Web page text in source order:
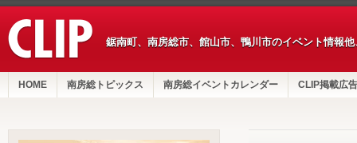
鋸南町、南房総市、館山市、鴨川市のイベント情報
HOME 南房総トピックス 南房総イベントカレンダー CLIP掲載広告